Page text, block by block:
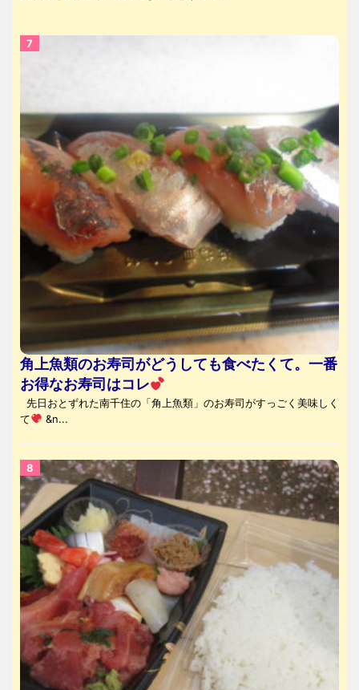
角上魚類のお寿司がどうしても食べたくて。一番
お得なお寿司はコレ
先日おとずれた南千住の「角上魚類」のお寿司がすっごく美味しく
て
&n...